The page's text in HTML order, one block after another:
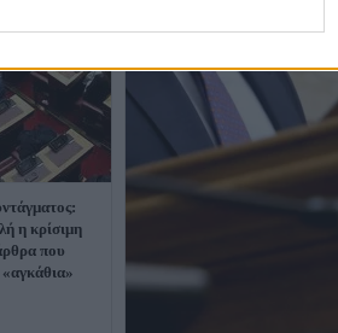
η κρίσιμη
που